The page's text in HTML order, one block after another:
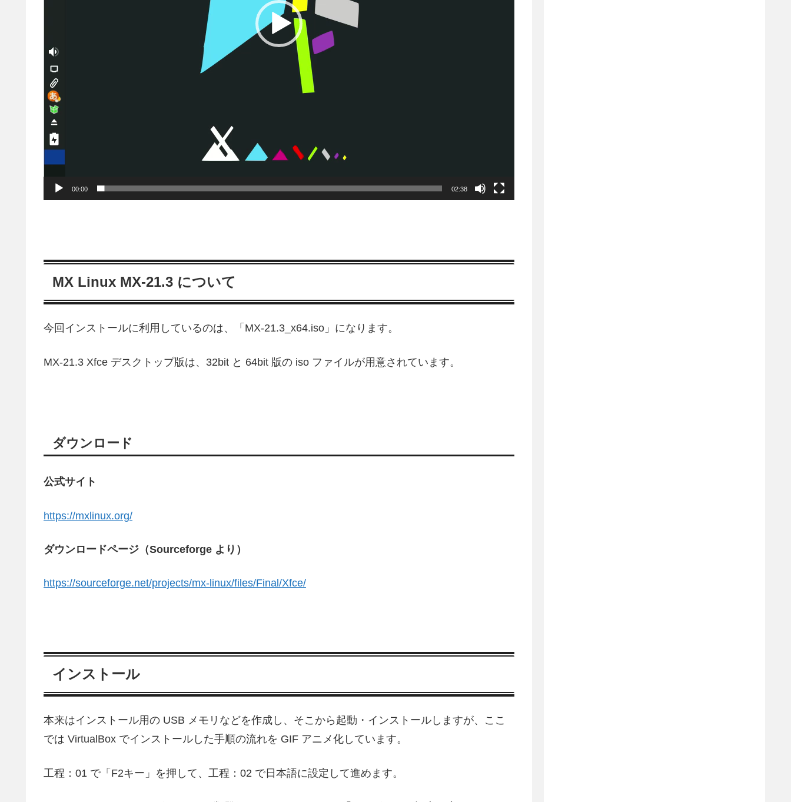
00:00 02:38
MX Linux MX-21.3 について
今回インストールに利用しているのは、「MX-21.3_x64.iso」になります。
MX-21.3 Xfce デスクトップ版は、32bit と 64bit 版の iso ファイルが用意されています。
ダウンロード
公式サイト
https://mxlinux.org/
ダウンロードページ（Sourceforge より）
https://sourceforge.net/projects/mx-linux/files/Final/Xfce/
インストール
本来はインストール用の USB メモリなどを作成し、そこから起動・インストールしますが、ここ
では VirtualBox でインストールした手順の流れを GIF アニメ化しています。
工程：01 で「F2キー」を押して、工程：02 で日本語に設定して進めます。